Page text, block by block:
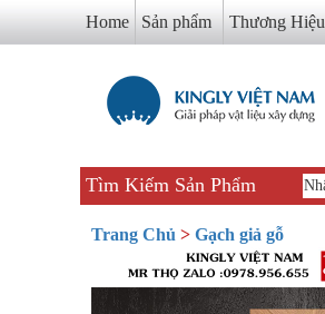
Home Sản phẩm Thương Hiệu
Tìm Kiếm Sản Phẩm
Trang Chủ > Gạch giả gỗ